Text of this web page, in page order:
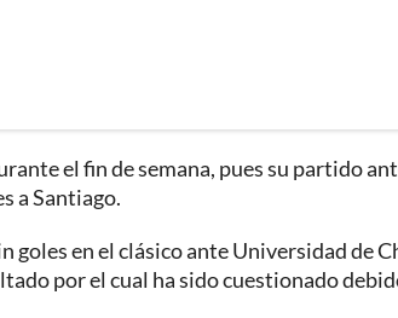
el fin de semana, pues su partido
a Santiago.
goles en el clásico ante Universidad de
por el cual ha sido cuestionado